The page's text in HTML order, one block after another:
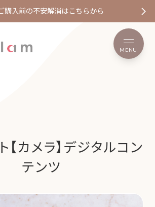
購入前の不安解消はこちらから
MENU
【カメラ】デジタルコン
テンツ